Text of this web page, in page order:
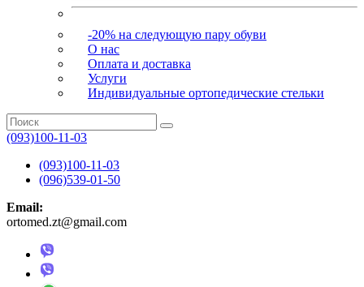
-20% на следующую пару обуви
О нас
Оплата и доставка
Услуги
Индивидуальные ортопедические стельки
(093)100-11-03
(093)100-11-03
(096)539-01-50
Email:
ortomed.zt@gmail.com